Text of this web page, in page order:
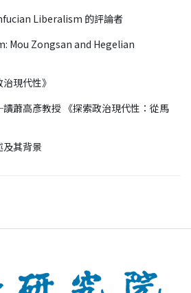
Liberalism 的評論者
Mou Zongsan and Hegelian
現代性》
蕭高彥教授 《探索政治現代性：從馬
及其背景